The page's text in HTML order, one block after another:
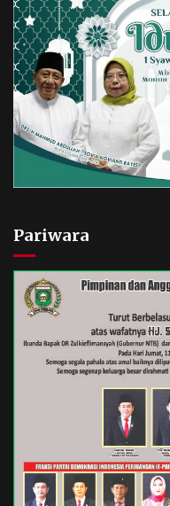
Pariwara